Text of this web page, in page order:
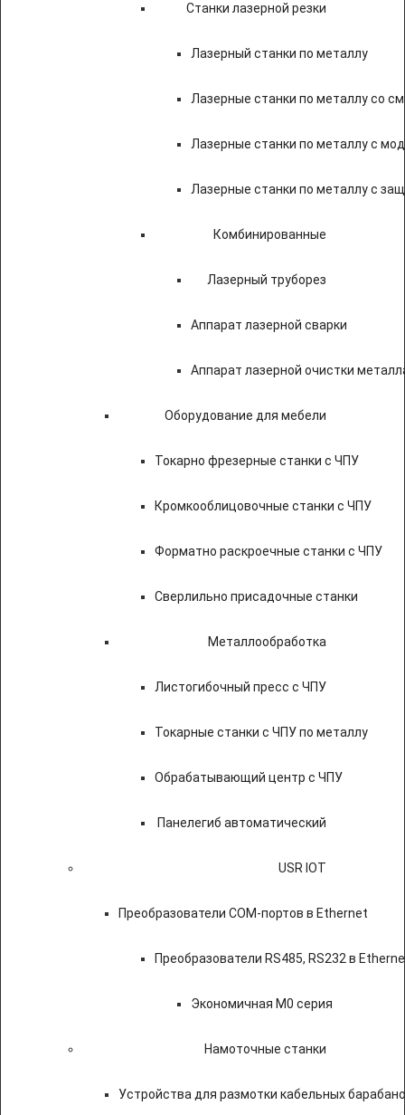
Станки лазерной резки
Лазерный станки по металлу
Лазерные станки по металлу со
Лазерные станки по металлу с
Лазерные станки по металлу с
Комбинированные
Лазерный труборез
Аппарат лазерной сварки
Аппарат лазерной очистки
Оборудование для мебели
Токарно фрезерные станки с ЧПУ
Кромкооблицовочные станки с ЧПУ
Форматно раскроечные станки с ЧПУ
Сверлильно присадочные станки
Металлообработка
Листогибочный пресс с ЧПУ
Токарные станки с ЧПУ по металлу
Обрабатывающий центр с ЧПУ
Панелегиб автоматический
USR IOT
Преобразователи COM-портов в Ethernet
Преобразователи RS485, RS232 в
Экономичная M0 серия
Намоточные станки
Устройства для размотки кабельных